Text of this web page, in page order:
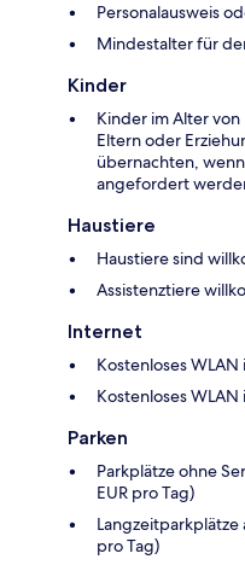
Personalausweis
Mindestalter für
Kinder
Kinder im Alter
Eltern oder
übernachten,
angefordert
Haustiere
Haustiere sind
Assistenztiere
Internet
Kostenloses
Kostenloses
Parken
Parkplätze ohne
EUR pro Tag)
Langzeitparkplätze
pro Tag)